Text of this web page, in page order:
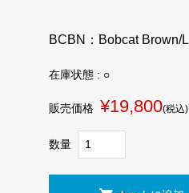
BCBN：Bobcat Brown/L
在庫状態 : ○
販売価格 ¥19,800(税込)
数量